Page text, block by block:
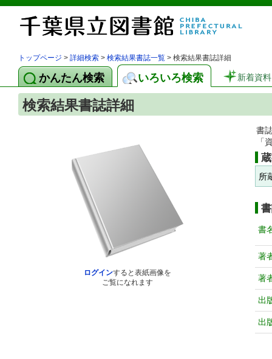
トップページ > 詳細検索 > 検索結果書誌一覧 > 検索結果書誌詳細
かんたん検索 いろいろ検索 新着資料
検索結果書誌詳細
ログインすると表紙画像を
ご覧になれます
書
「
所
書
著
著
出
出